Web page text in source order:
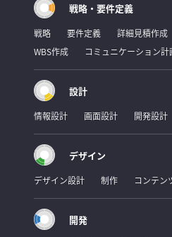
戦略・要件定義
戦略 要件定義 詳細見積作成
WBS作成
コミュニケーション計
設計
情報設計 画面設計 開発設計
デザイン
デザイン設計 制作 コンテン
開発